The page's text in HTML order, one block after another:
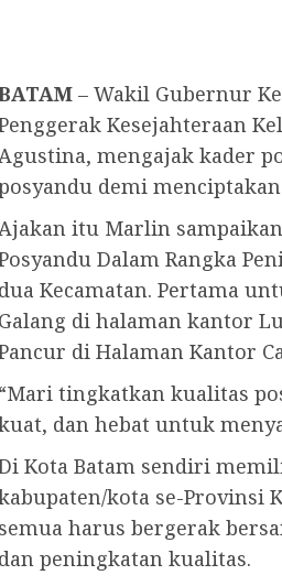
– Wakil Gubernur
Kesejahteraan
mengajak kader
demi
itu Marlin
Dalam Rangka
dua Kecamatan. Pertama
Galang di halaman kantor
di Halaman Kantor
“Mari tingkatkan kualitas
dan hebat untuk
Kota Batam sendiri
kota se-Provinsi
semua harus bergerak
dan peningkatan kualitas.